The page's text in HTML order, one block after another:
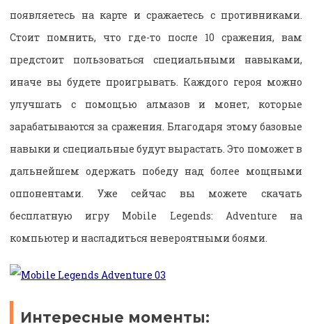
появляетесь на карте и сражаетесь с противниками.
Стоит помнить, что где-то после 10 сражения, вам
предстоит пользоваться специальными навыками,
иначе вы будете проигрывать. Каждого героя можно
улучшать с помощью алмазов и монет, которые
зарабатываются за сражения. Благодаря этому базовые
навыки и специальные будут вырастать. Это поможет в
дальнейшем одержать победу над более мощными
оппонентами. Уже сейчас вы можете скачать
бесплатную игру Mobile Legends: Adventure на
компьютер и насладиться невероятными боями.
Интересные моменты: